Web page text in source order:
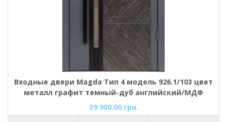
Входные двери Magda Тип 4 модель 926.1/103 цвет
металл графит темный-дуб английский/МДФ
эмаль белая
39 900.00 грн.